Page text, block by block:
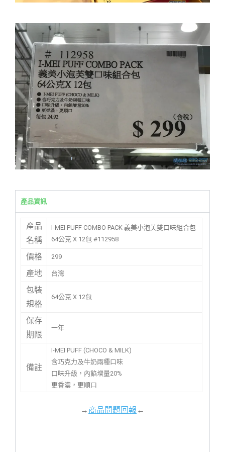
產品資訊
產品
名稱
I-MEI PUFF COMBO PACK 義美小泡芙雙口味組合包
64公克 X 12包 #112958
價格 299
產地 台灣
包裝
規格
64公克 X 12包
保存
期限
一年
備註
I-MEI PUFF (CHOCO & MILK)
含巧克力及牛奶兩種口味
口味升級，內餡增量20%
更香濃，更順口
→商品問題回報←